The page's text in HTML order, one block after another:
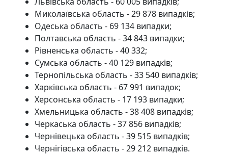
Миколаївська область - 29 878 випадків;
Одеська область - 69 134 випадки;
Полтавська область - 34 843 випадки;
Рівненська область - 40 332;
Сумська область - 40 129 випадків;
Тернопільська область - 33 540 випадків;
Харківська область - 67 991 випадок;
Херсонська область - 17 193 випадки;
Хмельницька область - 38 408 випадків;
Черкаська область - 37 856 випадків;
Чернівецька область - 39 515 випадків;
Чернігівська область - 29 212 випадків.